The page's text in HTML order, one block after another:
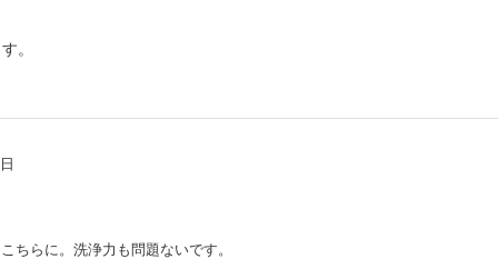
。
ちらに。洗浄力も問題ないです。